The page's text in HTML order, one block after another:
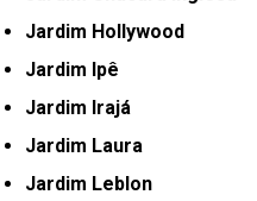
Jardim Hollywood
Jardim Ipê
Jardim Irajá
Jardim Laura
Jardim Leblon